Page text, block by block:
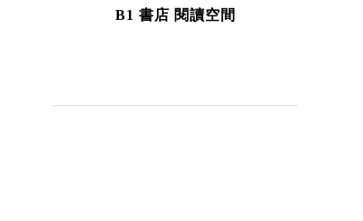
B1 書店 閱讀空間